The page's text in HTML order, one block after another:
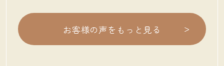
お客様の声をもっと見る >